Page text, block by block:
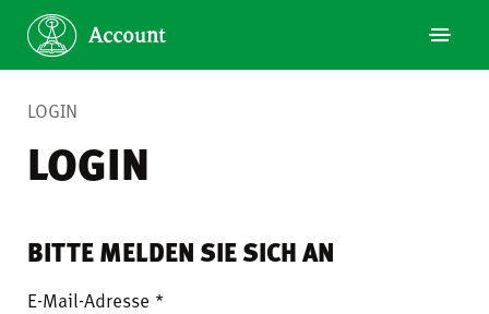
LOGIN
LOGIN
BITTE MELDEN SIE SICH AN
E-Mail-Adresse